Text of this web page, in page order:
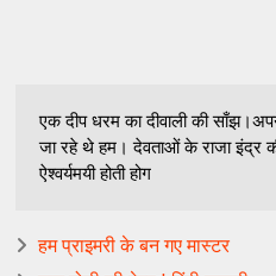
एक दीप धरम का दीवाली की
जा रहे थे हम। देवताओं के राजा इंद्र
ऐश्वर्यमयी होती होग
हम प्राइमरी के बन गए मास्टर